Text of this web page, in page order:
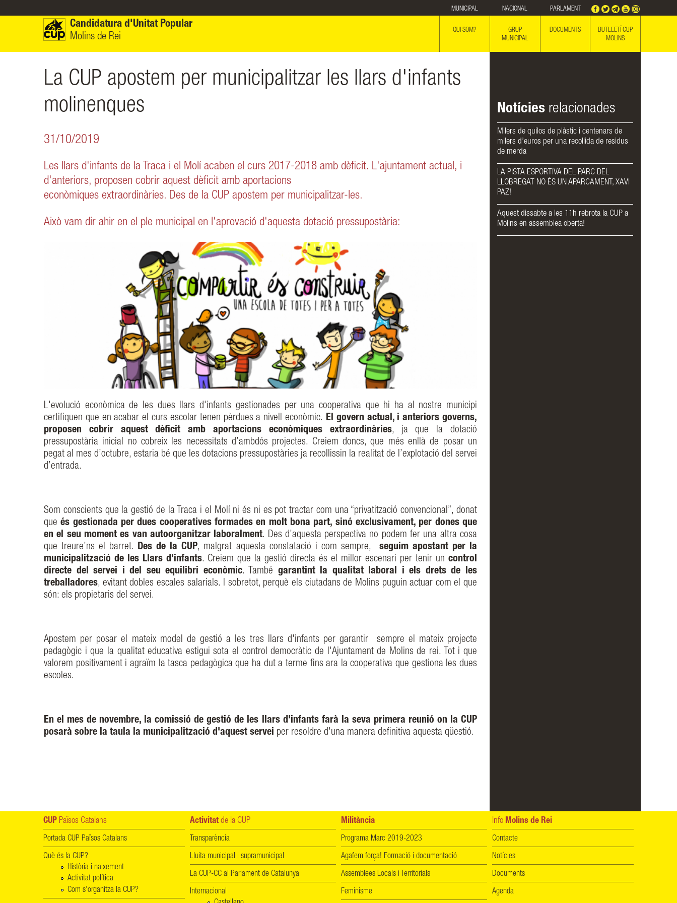
MUNICIPAL NACIONAL PARLAMENT
Candidatura d'Unitat Popular
Molins de Rei
QUI SOM?
GRUP
MUNICIPAL
DOCUMENTS
BUTLLETÍ CUP
MOLINS
La CUP apostem per municipalitzar les llars d'infants
molinenques
31/10/2019
Les llars d'infants de la Traca i el Molí acaben el curs 2017-2018 amb dèficit. L'ajuntament actual, i
d'anteriors, proposen cobrir aquest dèficit amb aportacions
econòmiques extraordinàries. Des de la CUP apostem per municipalitzar-les.
Això vam dir ahir en el ple municipal en l'aprovació d'aquesta dotació pressupostària:
L'evolució econòmica de les dues llars d'infants gestionades per una cooperativa que hi ha al nostre municipi
certifiquen que en acabar el curs escolar tenen pèrdues a nivell econòmic. El govern actual, i anteriors governs,
proposen cobrir aquest dèficit amb aportacions econòmiques extraordinàries, ja que la dotació
pressupostària inicial no cobreix les necessitats d’ambdós projectes. Creiem doncs, que més enllà de posar un
pegat al mes d’octubre, estaria bé que les dotacions pressupostàries ja recollissin la realitat de l’explotació del servei
d’entrada.
Som conscients que la gestió de la Traca i el Molí ni és ni es pot tractar com una “privatització convencional”, donat
queés gestionada per dues cooperatives formades en molt bona part, sinó exclusivament, per dones que
en el seu moment es van autoorganitzar laboralment. Des d’aquesta perspectiva no podem fer una altra cosa
que treure’ns el barret. Des de la CUP, malgrat aquesta constatació i com sempre, seguim apostant per la
municipalització de les Llars d'infants. Creiem que la gestió directa és el millor escenari per tenir un control
directe del servei i del seu equilibri econòmic. També garantint la qualitat laboral i els drets de les
treballadores, evitant dobles escales salarials. I sobretot, perquè els ciutadans de Molins puguin actuar com el que
són: els propietaris del servei.
Apostem per posar el mateix model de gestió a les tres llars d'infants per garantir sempre el mateix projecte
pedagògic i que la qualitat educativa estigui sota el control democràtic de l'Ajuntament de Molins de rei. Tot i que
valorem positivament i agraïm la tasca pedagògica que ha dut a terme fins ara la cooperativa que gestiona les dues
escoles.
En el mes de novembre, la comissió de gestió de les llars d'infants farà la seva primera reunió on la CUP
posarà sobre la taula la municipalització d'aquest servei per resoldre d'una manera definitiva aquesta qüestió.
Notícies relacionades
Milers de quilos de plàstic i centenars de
milers d’euros per una recollida de residus
de merda
LA PISTA ESPORTIVA DEL PARC DEL
LLOBREGAT NO ÉS UN APARCAMENT, XAVI
PAZ!
Aquest dissabte a les 11h rebrota la CUP a
Molins en assemblea oberta!
CUP Països Catalans
Portada CUP Països Catalans
Què és la CUP?
Història i naixement
Activitat política
Com s'organitza la CUP?
Activitat de la CUP
Transparència
Lluita municipal i supramunicipal
La CUP-CC al Parlament de Catalunya
Internacional
Militància
Programa Marc 2019-2023
Agafem força! Formació i documentació
Assemblees Locals i Territorials
Feminisme
Info Molins de Rei
Contacte
Notícies
Documents
Agenda